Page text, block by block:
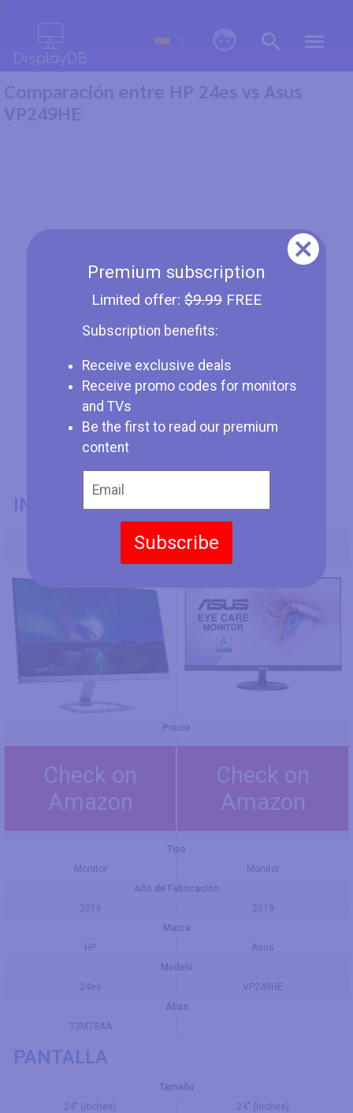
Premium subscription
Limited offer: $9.99FREE
Subscription benefits:
Receive exclusive deals
Receive promo codes for monitors
and TVs
Be the first to read our premium
content
Subscribe
Comparación entre HP 24es vs Asus
VP249HE
INFORMACIÓN GENERAL
Precio
Check on
Amazon
Check on
Amazon
Tipo
Monitor
Monitor
Año de Fabricación
2016
2019
Marca
HP
Asus
Modelo
24es
VP249HE
Alias
T3M78AA
PANTALLA
Tamaño
24" (inches)
24" (inches)